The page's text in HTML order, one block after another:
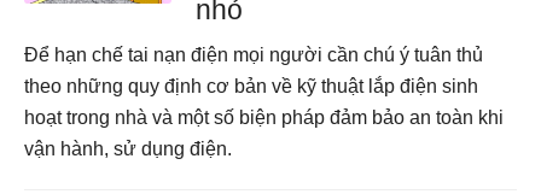
nhỏ
Để hạn chế tai nạn điện mọi người cần chú ý tuân thủ
theo những quy định cơ bản về kỹ thuật lắp điện sinh
hoạt trong nhà và một số biện pháp đảm bảo an toàn khi
vận hành, sử dụng điện.